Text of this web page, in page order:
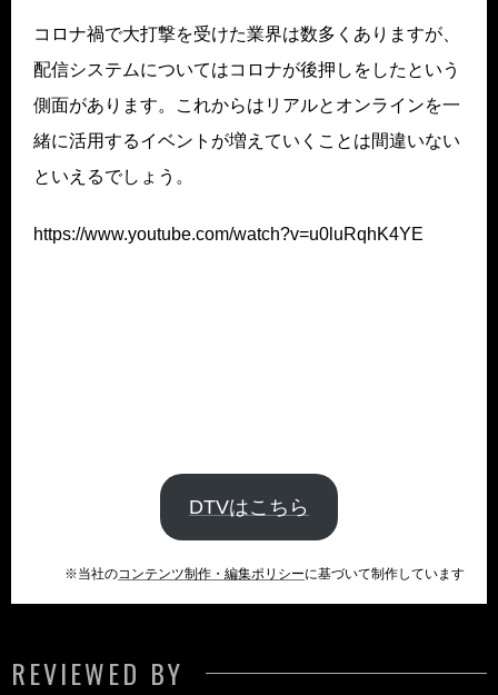
コロナ禍で大打撃を受けた業界は数多くありますが、
配信システムについてはコロナが後押しをしたという
側面があります。これからはリアルとオンラインを一
緒に活用するイベントが増えていくことは間違いない
といえるでしょう。
https://www.youtube.com/watch?v=u0luRqhK4YE
DTVはこちら
※当社のコンテンツ制作・編集ポリシーに基づいて制作しています
REVIEWED BY